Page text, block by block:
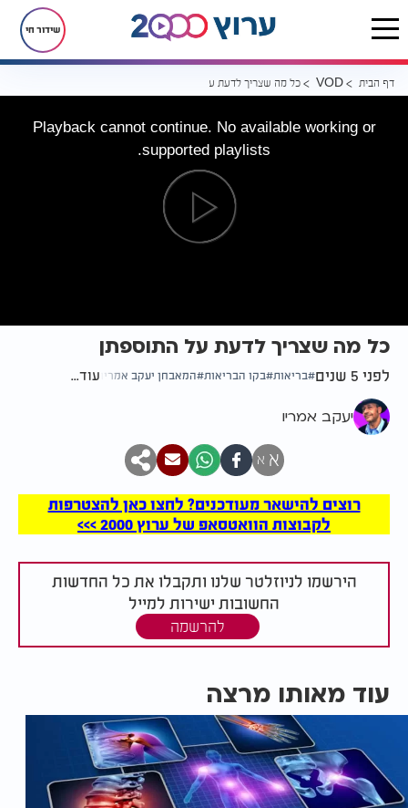
שידור חי
דף הבית VOD כל מה שצריך לדעת על התוספתן
Playback cannot continue. No available working or
supported playlists.
כל מה שצריך לדעת על התוספתן
לפני 5 שנים בריאות בקו הבריאות המאבחן יעקב אמריו עוד...
יעקב אמריו
א א
רוצים להישאר מעודכנים? לחצו כאן להצטרפות
לקבוצות הוואטסאפ של ערוץ 2000 >>>
הירשמו לניוזלטר שלנו ותקבלו את כל החדשות
החשובות ישירות למייל
להרשמה
עוד מאותו מרצה